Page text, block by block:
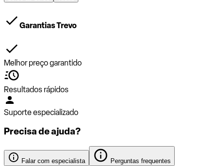
Garantias Trevo
Melhor preço garantido
Resultados rápidos
Suporte especializado
Precisa de ajuda?
Falar com especialista Perguntas frequentes